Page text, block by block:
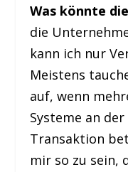
Was könnte
die
kann ich nur
Meistens
auf, wenn
Systeme an
Transaktion
mir so zu sein,